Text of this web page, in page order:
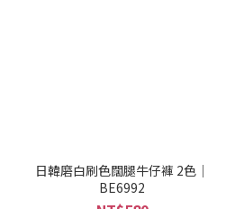
日韓磨白刷色闊腿牛仔褲 2色｜
BE6992